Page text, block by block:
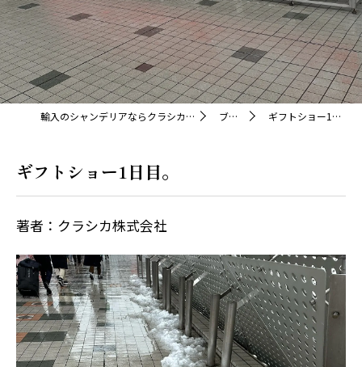
輸入のシャンデリアならクラシカ株式会社 ブログ ギフトショー1日目。
ギフトショー1日目。
著者：クラシカ株式会社